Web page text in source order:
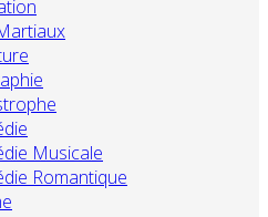
Musicale
Romantique